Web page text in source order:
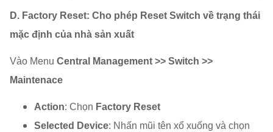
D. Factory Reset: Cho phép Reset Switch về trạng thái
mặc định của nhà sản xuất
Vào Menu Central Management >> Switch >>
Maintenace
Action: Chọn Factory Reset
Selected Device: Nhấn mũi tên xổ xuống và chọn